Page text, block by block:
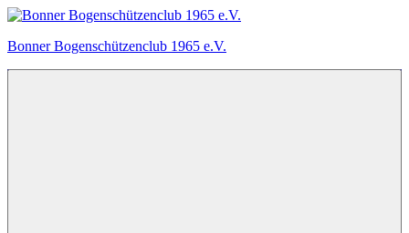
Zum
springen
Bonner Bogenschützenclub 1965 e.V.